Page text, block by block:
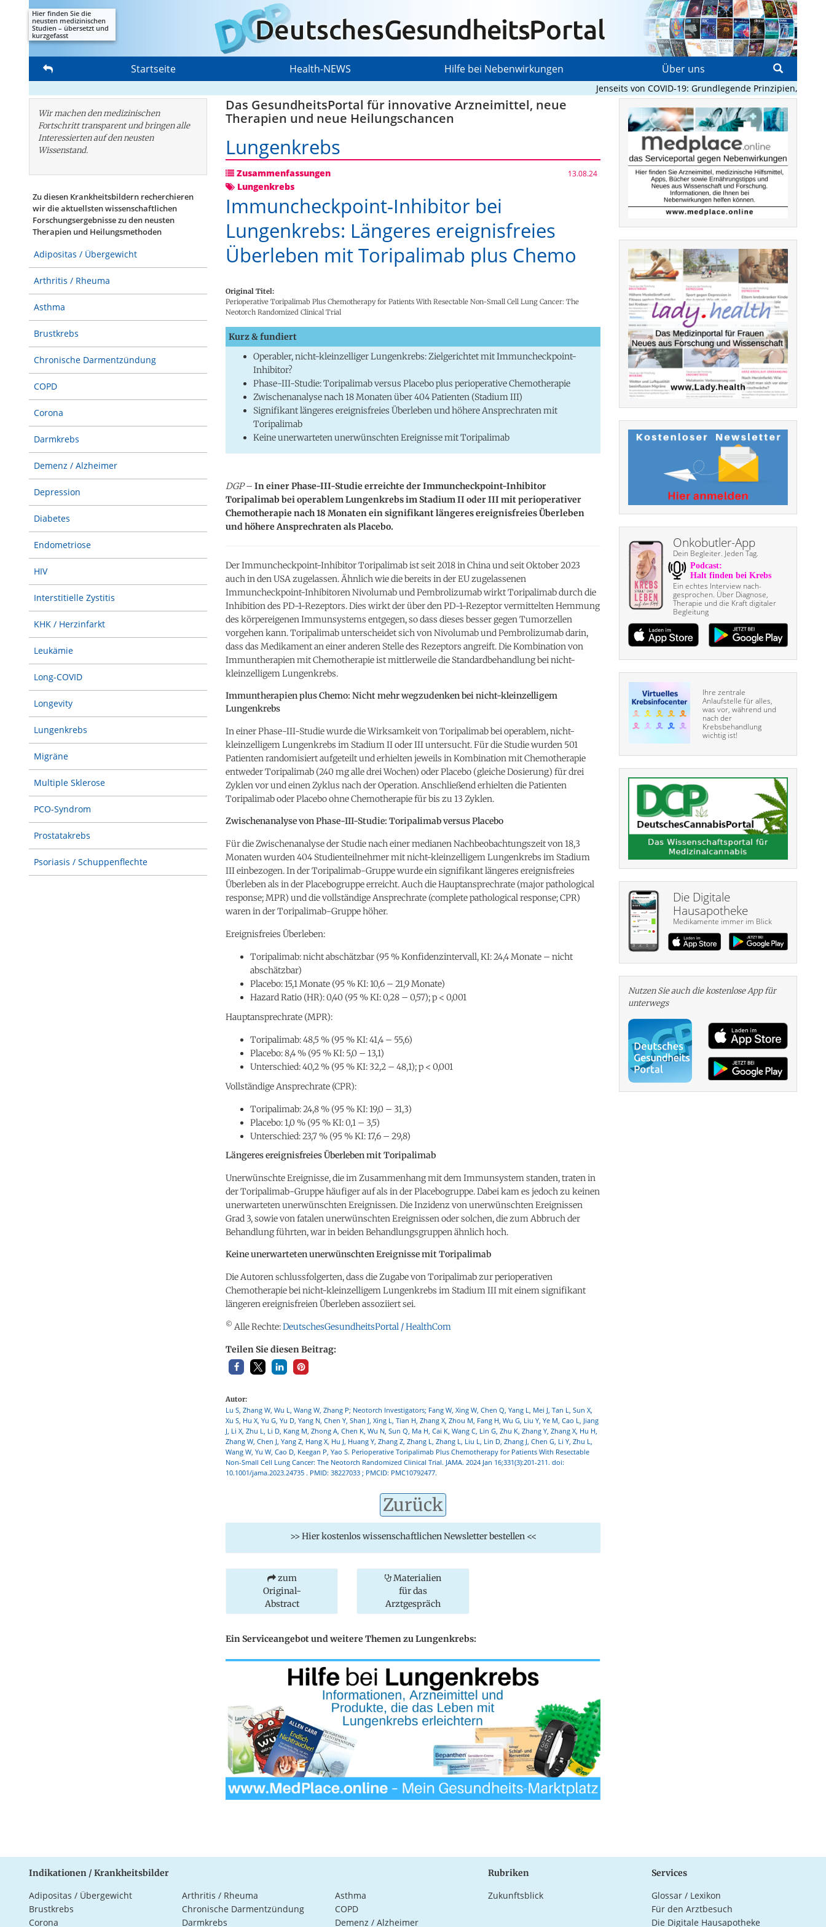
Hier finden Sie die
neusten medizinischen
Studien – übersetzt und
kurzgefasst
Startseite Health-NEWS Hilfe bei Nebenwirkungen Über uns
Jenseits von COVID-19: Grundlegende Prinzipien, die
Wir machen den medizinischen
Fortschritt transparent und bringen alle
Interessierten auf den neusten
Wissenstand.
Zu diesen Krankheitsbildern recherchieren
wir die aktuellsten wissenschaftlichen
Forschungs­ergebnisse zu den neusten
Therapien und Heilungsmethoden
Adipositas / Übergewicht
Arthritis / Rheuma
Asthma
Brustkrebs
Chronische Darmentzündung
COPD
Corona
Darmkrebs
Demenz / Alzheimer
Depression
Diabetes
Endometriose
HIV
Interstitielle Zystitis
KHK / Herzinfarkt
Leukämie
Long-COVID
Longevity
Lungenkrebs
Migräne
Multiple Sklerose
PCO-Syndrom
Prostatakrebs
Psoriasis / Schuppenflechte
Das GesundheitsPortal für innovative Arzneimittel, neue
Therapien und neue Heilungschancen
Lungenkrebs
Zusammenfassungen 13.08.24
Lungenkrebs
Immuncheckpoint-Inhibitor bei
Lungenkrebs: Längeres ereignisfreies
Überleben mit Toripalimab plus Chemo
Original Titel:
Perioperative Toripalimab Plus Chemotherapy for Patients With Resectable Non-Small Cell Lung Cancer: The
Neotorch Randomized Clinical Trial
Kurz & fundiert
Operabler, nicht-kleinzelliger Lungenkrebs: Zielgerichtet mit Immuncheckpoint-
Inhibitor?
Phase-III-Studie: Toripalimab versus Placebo plus perioperative Chemotherapie
Zwischenanalyse nach 18 Monaten über 404 Patienten (Stadium III)
Signifikant längeres ereignisfreies Überleben und höhere Ansprechraten mit
Toripalimab
Keine unerwarteten unerwünschten Ereignisse mit Toripalimab
DGP– In einer Phase-III-Studie erreichte der Immuncheckpoint-Inhibitor
Toripalimab bei operablem Lungenkrebs im Stadium II oder III mit perioperativer
Chemotherapie nach 18 Monaten ein signifikant längeres ereignisfreies Überleben
und höhere Ansprechraten als Placebo.
Der Immuncheckpoint-Inhibitor Toripalimab ist seit 2018 in China und seit Oktober 2023
auch in den USA zugelassen. Ähnlich wie die bereits in der EU zugelassenen
Immuncheckpoint-Inhibitoren Nivolumab und Pembrolizumab wirkt Toripalimab durch die
Inhibition des PD-1-Rezeptors. Dies wirkt der über den PD-1-Rezeptor vermittelten Hemmung
des körpereigenen Immunsystems entgegen, so dass dieses besser gegen Tumorzellen
vorgehen kann. Toripalimab unterscheidet sich von Nivolumab und Pembrolizumab darin,
dass das Medikament an einer anderen Stelle des Rezeptors angreift. Die Kombination von
Immuntherapien mit Chemotherapie ist mittlerweile die Standardbehandlung bei nicht-
kleinzelligem Lungenkrebs.
Immuntherapien plus Chemo: Nicht mehr wegzudenken bei nicht-kleinzelligem
Lungenkrebs
In einer Phase-III-Studie wurde die Wirksamkeit von Toripalimab bei operablem, nicht-
kleinzelligem Lungenkrebs im Stadium II oder III untersucht. Für die Studie wurden 501
Patienten randomisiert aufgeteilt und erhielten jeweils in Kombination mit Chemotherapie
entweder Toripalimab (240 mg alle drei Wochen) oder Placebo (gleiche Dosierung) für drei
Zyklen vor und einen Zyklus nach der Operation. Anschließend erhielten die Patienten
Toripalimab oder Placebo ohne Chemotherapie für bis zu 13 Zyklen.
Zwischenanalyse von Phase-III-Studie: Toripalimab versus Placebo
Für die Zwischenanalyse der Studie nach einer medianen Nachbeobachtungszeit von 18,3
Monaten wurden 404 Studienteilnehmer mit nicht-kleinzelligem Lungenkrebs im Stadium
III einbezogen. In der Toripalimab-Gruppe wurde ein signifikant längeres ereignisfreies
Überleben als in der Placebogruppe erreicht. Auch die Hauptansprechrate (major pathological
response; MPR) und die vollständige Ansprechrate (complete pathological response; CPR)
waren in der Toripalimab-Gruppe höher.
Ereignisfreies Überleben:
Toripalimab: nicht abschätzbar (95 % Konfidenzintervall, KI: 24,4 Monate – nicht
abschätzbar)
Placebo: 15,1 Monate (95 % KI: 10,6 – 21,9 Monate)
Hazard Ratio (HR): 0,40 (95 % KI: 0,28 – 0,57); p < 0,001
Hauptansprechrate (MPR):
Toripalimab: 48,5 % (95 % KI: 41,4 – 55,6)
Placebo: 8,4 % (95 % KI: 5,0 – 13,1)
Unterschied: 40,2 % (95 % KI: 32,2 – 48,1); p < 0,001
Vollständige Ansprechrate (CPR):
Toripalimab: 24,8 % (95 % KI: 19,0 – 31,3)
Placebo: 1,0 % (95 % KI: 0,1 – 3,5)
Unterschied: 23,7 % (95 % KI: 17,6 – 29,8)
Längeres ereignisfreies Überleben mit Toripalimab
Unerwünschte Ereignisse, die im Zusammenhang mit dem Immunsystem standen, traten in
der Toripalimab-Gruppe häufiger auf als in der Placebogruppe. Dabei kam es jedoch zu keinen
unerwarteten unerwünschten Ereignissen. Die Inzidenz von unerwünschten Ereignissen
Grad 3, sowie von fatalen unerwünschten Ereignissen oder solchen, die zum Abbruch der
Behandlung führten, war in beiden Behandlungsgruppen ähnlich hoch.
Keine unerwarteten unerwünschten Ereignisse mit Toripalimab
Die Autoren schlussfolgerten, dass die Zugabe von Toripalimab zur perioperativen
Chemotherapie bei nicht-kleinzelligem Lungenkrebs im Stadium III mit einem signifikant
längeren ereignisfreien Überleben assoziiert sei.
© Alle Rechte:DeutschesGesundheitsPortal / HealthCom
Teilen Sie diesen Beitrag:
Autor:
Lu S, Zhang W, Wu L, Wang W, Zhang P; Neotorch Investigators; Fang W, Xing W, Chen Q, Yang L, Mei J, Tan L, Sun X,
Xu S, Hu X, Yu G, Yu D, Yang N, Chen Y, Shan J, Xing L, Tian H, Zhang X, Zhou M, Fang H, Wu G, Liu Y, Ye M, Cao L, Jiang
J, Li X, Zhu L, Li D, Kang M, Zhong A, Chen K, Wu N, Sun Q, Ma H, Cai K, Wang C, Lin G, Zhu K, Zhang Y, Zhang X, Hu H,
Zhang W, Chen J, Yang Z, Hang X, Hu J, Huang Y, Zhang Z, Zhang L, Zhang L, Liu L, Lin D, Zhang J, Chen G, Li Y, Zhu L,
Wang W, Yu W, Cao D, Keegan P, Yao S. Perioperative Toripalimab Plus Chemotherapy for Patients With Resectable
Non-Small Cell Lung Cancer: The Neotorch Randomized Clinical Trial. JAMA. 2024 Jan 16;331(3):201-211. doi:
10.1001/jama.2023.24735 . PMID: 38227033 ; PMCID: PMC10792477.
Zurück
>> Hier kostenlos wissenschaftlichen Newsletter bestellen <<
zum
Original-
Abstract
Materialien
für das
Arztgespräch
Ein Serviceangebot und weitere Themen zu Lungenkrebs:
Onkobutler-App
Dein Begleiter. Jeden Tag.
Ein echtes Interview nach­
gesprochen. Über Diagnose,
Therapie und die Kraft digitaler
Begleitung
Ihre zentrale
Anlaufstelle für alles,
was vor, während und
nach der
Krebsbehandlung
wichtig ist!
Die Digitale
Hausapotheke
Medikamente immer im Blick
Nutzen Sie auch die kosten­lose App für
unterwegs
Indikationen / Krankheitsbilder
Adipositas / Übergewicht Arthritis / Rheuma
Asthma
Brustkrebs
Chronische Darmentzündung
COPD
Corona
Darmkrebs Demenz / Alzheimer
Rubriken
Zukunftsblick
Services
Glossar / Lexikon
Für den Arztbesuch
Die Digitale Hausapotheke